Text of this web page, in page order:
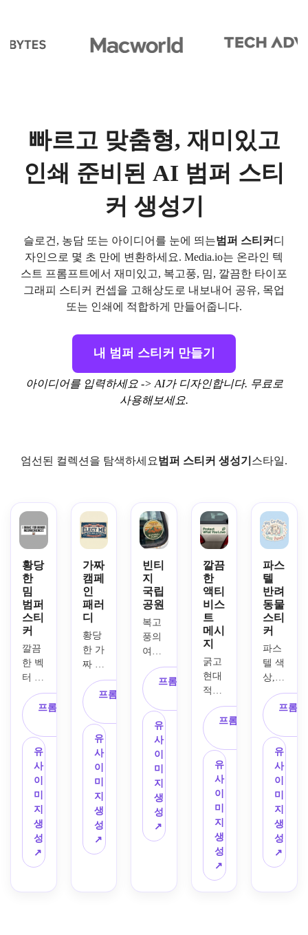
빠르고 맞춤형, 재미있고
인쇄 준비된 AI 범퍼 스티
커 생성기
슬로건, 농담 또는 아이디어를 눈에 띄는범퍼 스티커 디
자인으로 몇 초 만에 변환하세요. Media.io는 온라인 텍
스트 프롬프트에서 재미있고, 복고풍, 밈, 깔끔한 타이포
그래피 스티커 컨셉을 고해상도로 내보내어 공유, 목업
또는 인쇄에 적합하게 만들어줍니다.
내 범퍼 스티커 만들기
아이디어를 입력하세요 -> AI가 디자인합니다. 무료로
사용해보세요.
엄선된 컬렉션을 탐색하세요범퍼 스티커 생성기 스타일.
황당
한
밈
범퍼
스티
커
깔끔
한 벡
터 스
타일
과 중
앙 레
이아
웃,
굵고
대문
자 산
세리
프 타
이포,
흰색
배경
가지
프롬프트 복
유
사
이
미
지
생
성
↗
가짜
캠페
인
패러
디
황당
한 가
짜 캠
페인
을 위
한 정
치 패
러디
범퍼
스티
커를
디자
인하
세요.
빈티
지 아
프롬프트 복
유
사
이
미
지
생
성
↗
빈티
지
국립
공원
복고
풍의
여행
범퍼
스티
커를
빈티
지 국
립공
원 포
스터
에서
영감
을 받
산,
프롬프트 복
유
사
이
미
지
생
성
↗
깔끔
한
액티
비스
트
메시
지
굵고
현대
적인
타이
포그
래피,
넓은
여백,
심플
한 잎
사귀
심볼
이 있
는 미
니멀
리스
트 범
프롬프트 복
유
사
이
미
지
생
성
↗
파스
텔
반려
동물
스티
커
파스
텔 색
상,
둥근
글자,
부드
러운
윤곽,
스카
프를
두른
손그
림 스
타일
의 강
아지
터로
프롬
유
사
이
미
지
생
성
↗